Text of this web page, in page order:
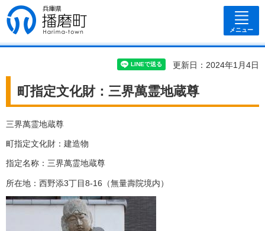
兵庫県 播磨
町
メニュー
更新日：2024年1月4日
町指定文化財：三界萬霊地蔵尊
三界萬霊地蔵尊
町指定文化財：建造物
指定名称：三界萬霊地蔵尊
所在地：西野添3丁目8-16（無量壽院境内）